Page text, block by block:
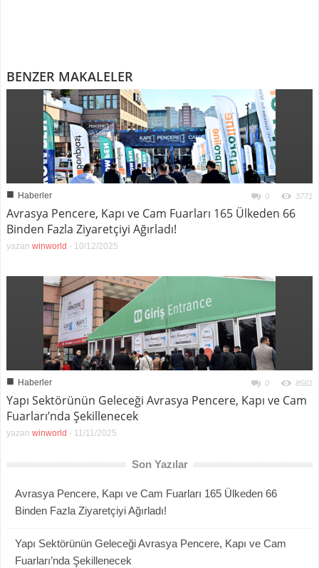
BENZER MAKALELER
■ Haberler 0 3771
Avrasya Pencere, Kapı ve Cam Fuarları 165 Ülkeden 66
Binden Fazla Ziyaretçiyi Ağırladı!
yazan winworld - 10/12/2025
■ Haberler 0 8561
Yapı Sektörünün Geleceği Avrasya Pencere, Kapı ve Cam
Fuarları’nda Şekillenecek
yazan winworld - 11/11/2025
Son Yazılar
Avrasya Pencere, Kapı ve Cam Fuarları 165 Ülkeden 66
Binden Fazla Ziyaretçiyi Ağırladı!
Yapı Sektörünün Geleceği Avrasya Pencere, Kapı ve Cam
Fuarları’nda Şekillenecek